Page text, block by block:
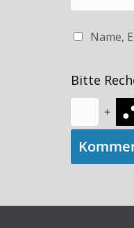
Name,
Bitte
+